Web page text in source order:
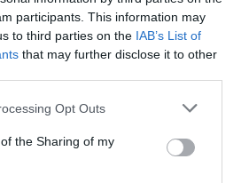
participants. This information may
to third parties on the IAB’s List of
that may further disclose it to other
app uses one or more Google
or usage behaviour. You may click to
to Google and its third-party tags to
specified purposes in below Google
Opt Outs
the Sharing of my
οι ΗΠΑ - Το σενάριο που
Προς 30.000 προσλήψεις - Όλο το
Εσωτερικών